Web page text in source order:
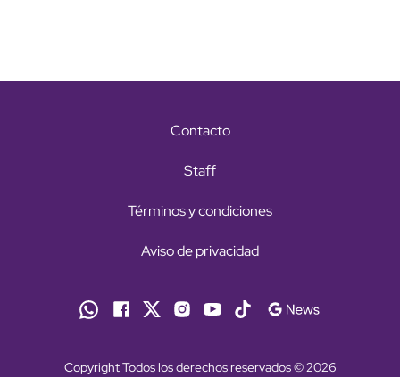
Contacto
Staff
Términos y condiciones
Aviso de privacidad
Copyright Todos los derechos reservados © 2026